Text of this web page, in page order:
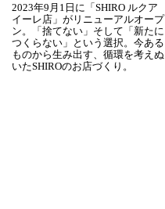
2023年9月1日に「SHIRO ルクア
イーレ店」がリニューアルオープ
ン。「捨てない」そして「新たに
つくらない」という選択。今ある
ものから生み出す、循環を考えぬ
いたSHIROのお店づくり。